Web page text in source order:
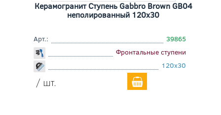
Керамогранит Ступень Gabbro Brown GB04
неполированный 120x30
Арт.:
39865
Фронтальные ступени
120x30
/ шт.